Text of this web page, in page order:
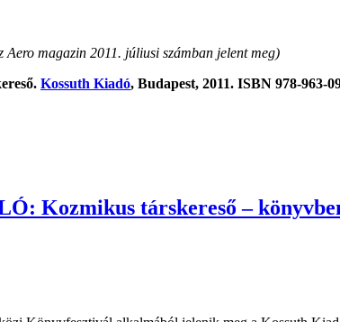
Aero magazin 2011. júliusi számban jelent meg)
Kossuth Kiadó, Budapest, 2011. ISBN 978-963-
Kozmikus társkereső –